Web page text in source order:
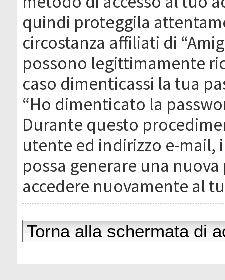
quindi proteggila
circostanza affiliati di
possono legittimamente
caso dimenticassi la tua
“Ho dimenticato la
Durante questo
utente ed indirizzo e-mail,
possa generare una
accedere nuovamente al
Torna alla schermata di